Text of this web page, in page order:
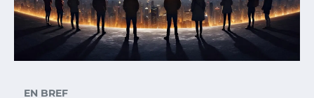
EN BREF